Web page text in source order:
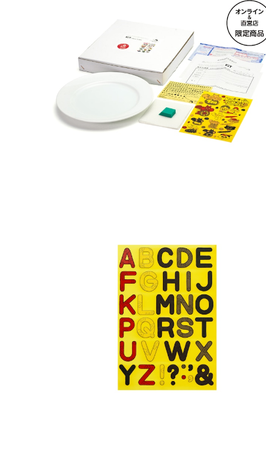
オンライン＆直営店限定 クタニシール・キット 8寸プ
レート
¥9,460
アルファベットシール L
¥1,320